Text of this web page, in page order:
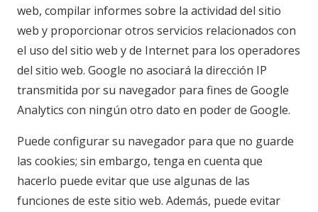
web, compilar informes sobre la actividad del sitio
web y proporcionar otros servicios relacionados con
el uso del sitio web y de Internet para los operadores
del sitio web. Google no asociará la dirección IP
transmitida por su navegador para fines de Google
Analytics con ningún otro dato en poder de Google.
Puede configurar su navegador para que no guarde
las cookies; sin embargo, tenga en cuenta que
hacerlo puede evitar que use algunas de las
funciones de este sitio web. Además, puede evitar